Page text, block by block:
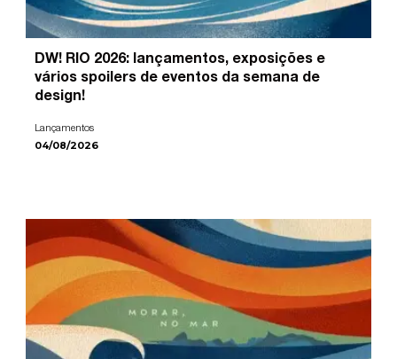
DW! RIO 2026: lançamentos, exposições e
vários spoilers de eventos da semana de
design!
Lançamentos
04/08/2026